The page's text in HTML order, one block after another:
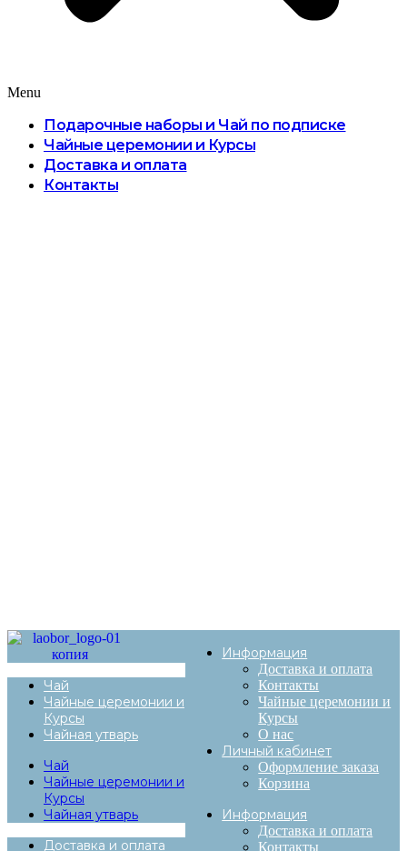
Menu
Подарочные наборы и Чай по подписке
Чайные церемонии и Курсы
Доставка и оплата
Контакты
Чай
Чайные церемонии и
Курсы
Чайная утварь
Чай
Чайные церемонии и
Курсы
Чайная утварь
Доставка и оплата
Информация
Доставка и оплата
Контакты
Чайные церемонии и
Курсы
О нас
Личный кабинет
Оформление заказа
Корзина
Информация
Доставка и оплата
Контакты